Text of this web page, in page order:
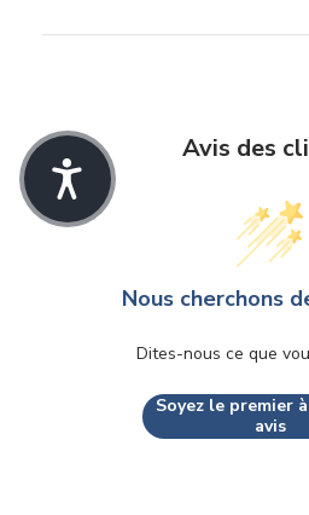
Avis des
Nous cherchons
Dites-nous ce que
Soyez le premier
avis